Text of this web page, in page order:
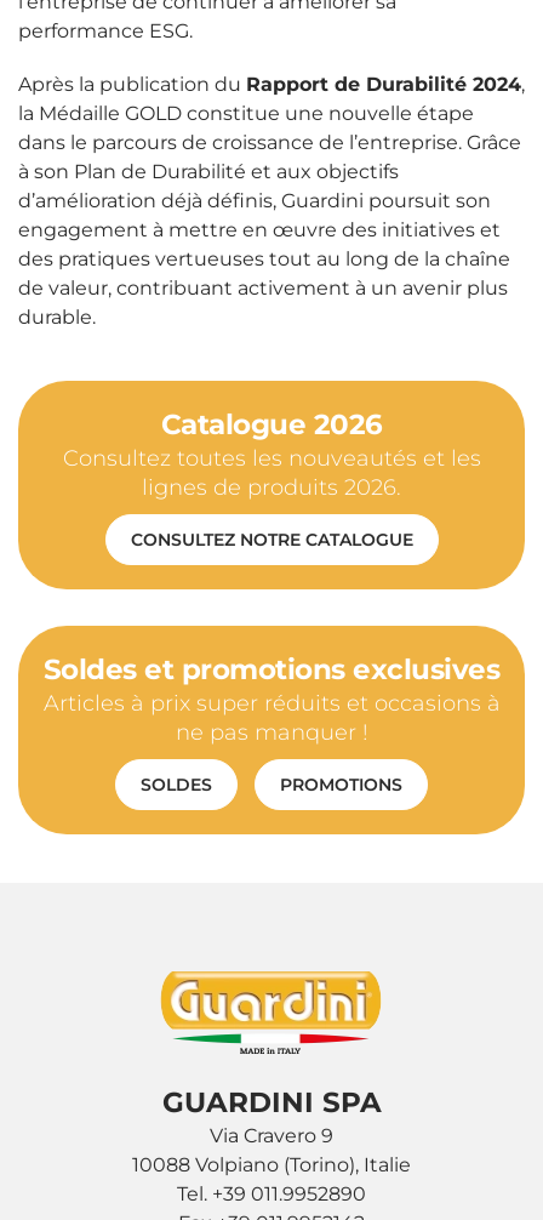
performance ESG.
Après la publication du Rapport de Durabilité 2024,
la Médaille GOLD constitue une nouvelle étape
dans le parcours de croissance de l’entreprise. Grâce
à son Plan de Durabilité et aux objectifs
d’amélioration déjà définis, Guardini poursuit son
engagement à mettre en œuvre des initiatives et
des pratiques vertueuses tout au long de la chaîne
de valeur, contribuant activement à un avenir plus
durable.
Catalogue 2026
Consultez toutes les nouveautés et les
lignes de produits 2026.
CONSULTEZ NOTRE CATALOGUE
Soldes et promotions exclusives
Articles à prix super réduits et occasions à
ne pas manquer !
SOLDES PROMOTIONS
GUARDINI SPA
Via Cravero 9
10088 Volpiano (Torino), Italie
Tel. +39 011.9952890